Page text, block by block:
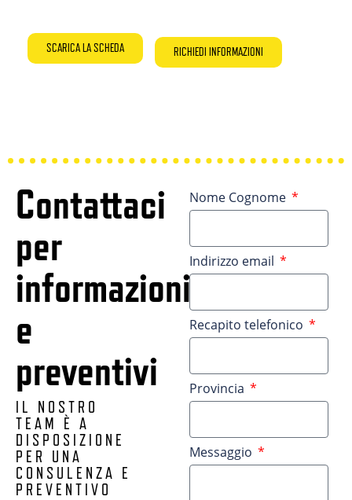
SCARICA LA SCHEDA RICHIEDI INFORMAZIONI
Contattaci
per
informazioni
e
preventivi
IL NOSTRO
TEAM È A
DISPOSIZIONE
PER UNA
CONSULENZA E
PREVENTIVO
Nome Cognome
Indirizzo email
Recapito telefonico
Provincia
Messaggio